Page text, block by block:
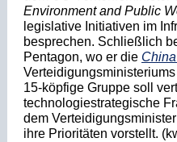
Environment and Public
legislative Initiativen im
besprechen. Schließlich
Pentagon, wo er die
15-köpfige Gruppe soll
technologiestrategische
dem
ihre Prioritäten vorstellt.